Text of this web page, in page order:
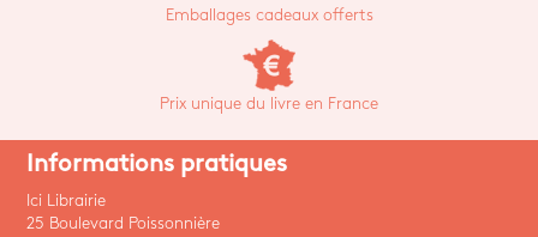
Emballages cadeaux offerts
Prix unique du livre en France
Informations pratiques
Ici Librairie
25 Boulevard Poissonnière